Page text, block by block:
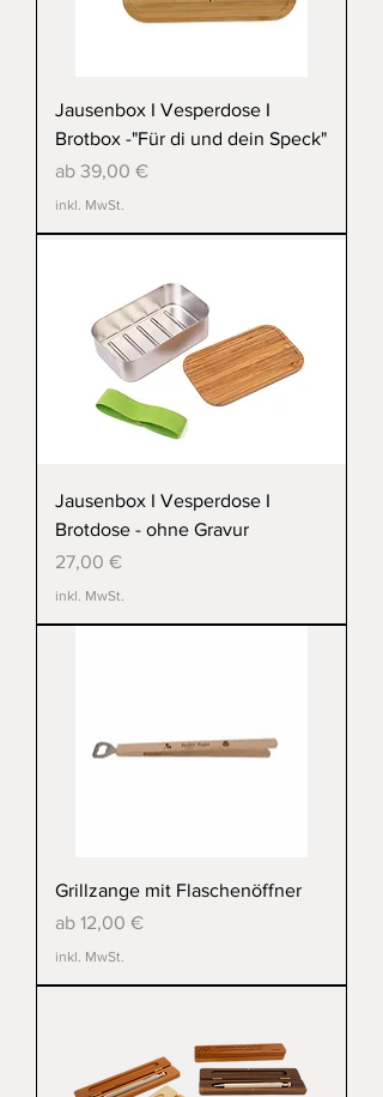
Jausenbox I Vesperdose I
Brotbox -"Für di und dein Speck"
ab 39,00 €
Sale-Preis
inkl. MwSt.
Jausenbox I Vesperdose I
Brotdose - ohne Gravur
Preis
27,00 €
inkl. MwSt.
Grillzange mit Flaschenöffner
ab 12,00 €
Sale-Preis
inkl. MwSt.